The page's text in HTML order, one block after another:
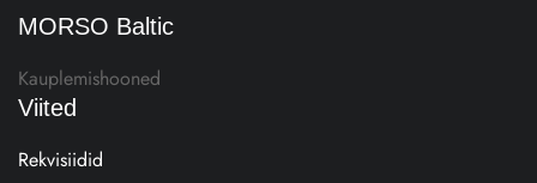
MORSO Baltic
Kauplemishooned
Viited
Rekvisiidid